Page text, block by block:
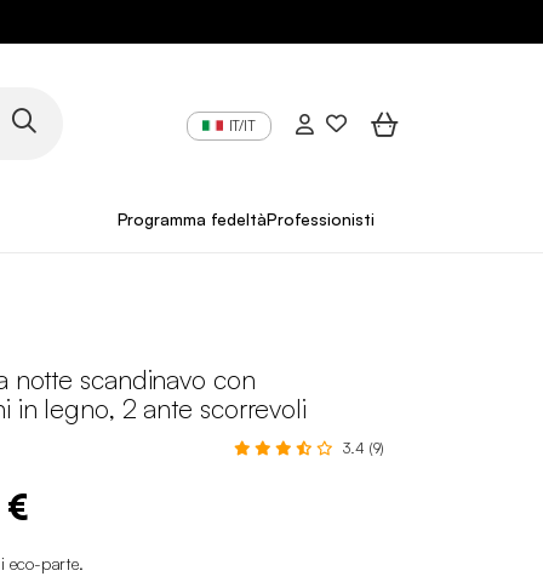
IT/IT
Programma fedeltàProfessionisti
notte scandinavo con
in legno, 2 ante scorrevoli
3.4 (9)
eco-parte.